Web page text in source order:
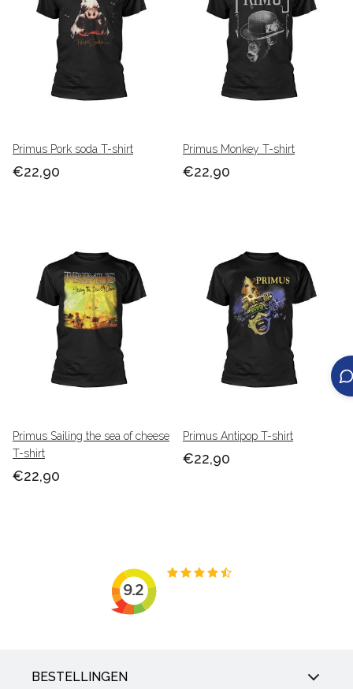
Primus Pork soda T-shirt
€22,90
Primus Monkey T-shirt
€22,90
Primus Sailing the sea of cheese
T-shirt
€22,90
Primus Antipop T-shirt
€22,90
BESTELLINGEN